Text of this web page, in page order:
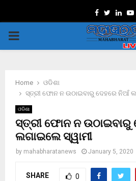
Facebook
Twitter
PRIMARY
Home
ଓଡିଶା
ସ୍ତ୍ରୀ ଫୋନ ନ ଉଠାଇବାରୁ ଦେହରେ ନିଆଁ
ଓଡିଶା
ସ୍ତ୍ରୀ ଫୋନ ନ
ଲଗାଇଲେ ସ୍ୱାମୀ
by mahabharatanews January 5, 2020
SHARE 0